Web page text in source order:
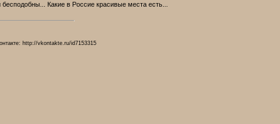
бесподобны... Какие в Россие красивые места есть...
http://vkontakte.ru/id7153315